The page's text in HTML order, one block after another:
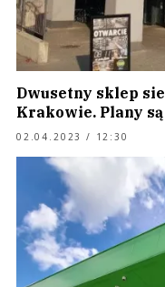
Dwusetny sklep
Krakowie. Plany
02.04.2023 / 12:30